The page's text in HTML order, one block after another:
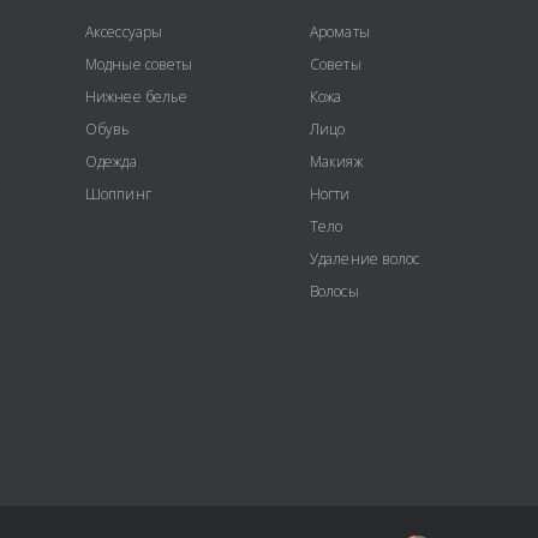
Аксессуары
Модные советы
Нижнее белье
Обувь
Одежда
Шоппинг
Ароматы
Советы
Кожа
Лицо
Макияж
Ногти
Тело
Удаление волос
Волосы